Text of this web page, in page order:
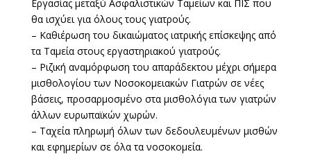
Εργασίας μεταξύ Ασφαλιστικών Ταμείων και ΠΙΣ που
θα ισχύει για όλους τους γιατρούς.
– Καθιέρωση του δικαιώματος ιατρικής επίσκεψης από
τα Ταμεία στους εργαστηριακού γιατρούς.
– Ριζική αναμόρφωση του απαράδεκτου μέχρι σήμερα
μισθολογίου των Νοσοκομειακών Γιατρών σε νέες
βάσεις, προσαρμοσμένο στα μισθολόγια των γιατρών
άλλων ευρωπαϊκών χωρών.
– Ταχεία πληρωμή όλων των δεδουλευμένων μισθών
και εφημερίων σε όλα τα νοσοκομεία.